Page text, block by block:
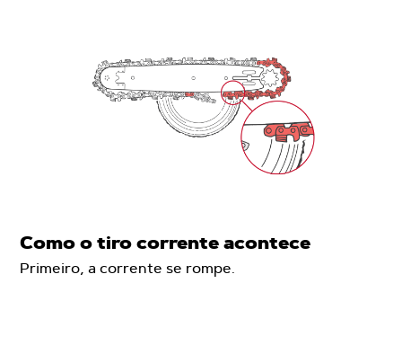
Como o tiro corrente acontece
Primeiro, a corrente se rompe.